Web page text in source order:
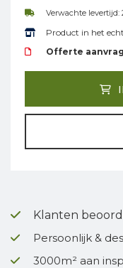
Verwachte levertijd:
Product in het
Offerte
Klanten
Persoonlijk &
3000m² aan